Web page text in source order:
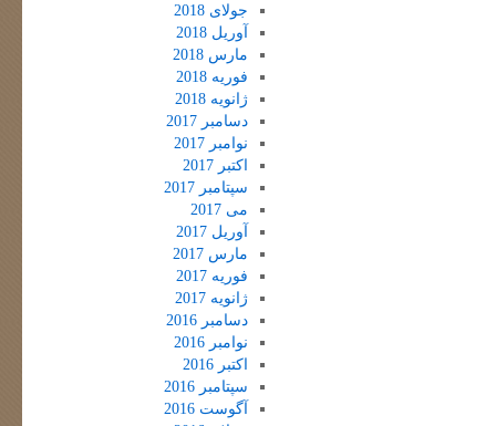
جولای 2018
آوریل 2018
مارس 2018
فوریه 2018
ژانویه 2018
دسامبر 2017
نوامبر 2017
اکتبر 2017
سپتامبر 2017
می 2017
آوریل 2017
مارس 2017
فوریه 2017
ژانویه 2017
دسامبر 2016
نوامبر 2016
اکتبر 2016
سپتامبر 2016
آگوست 2016